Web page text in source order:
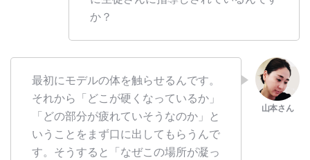
か？
最初にモデルの体を触らせるんです。
それから「どこが硬くなっているか」
「どの部分が疲れていそうなのか」と
いうことをまず口に出してもらうんで
す。そうすると「なぜこの場所が凝っ